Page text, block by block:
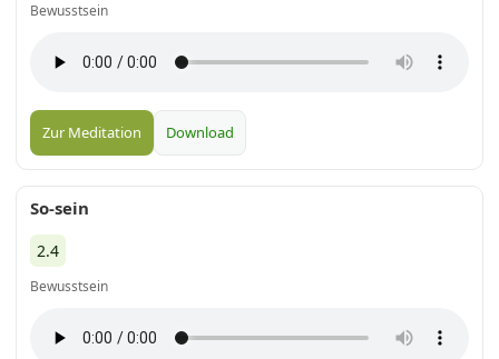
Bewusstsein
Zur Meditation Download
So-sein
2.4
Bewusstsein